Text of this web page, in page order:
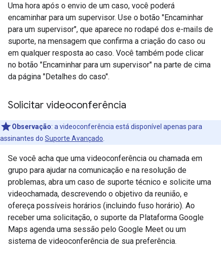
Uma hora após o envio de um caso, você poderá
encaminhar para um supervisor. Use o botão "Encaminhar
para um supervisor", que aparece no rodapé dos e-mails de
suporte, na mensagem que confirma a criação do caso ou
em qualquer resposta ao caso. Você também pode clicar
no botão "Encaminhar para um supervisor" na parte de cima
da página "Detalhes do caso".
Solicitar videoconferência
Observação: a videoconferência está disponível apenas para
assinantes do Suporte Avançado
Se você acha que uma videoconferência ou chamada em
grupo para ajudar na comunicação e na resolução de
problemas, abra um caso de suporte técnico e solicite uma
videochamada, descrevendo o objetivo da reunião, e
ofereça possíveis horários (incluindo fuso horário). Ao
receber uma solicitação, o suporte da Plataforma Google
Maps agenda uma sessão pelo Google Meet ou um
sistema de videoconferência de sua preferência.